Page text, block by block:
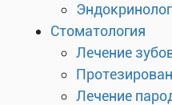
Эндокринолог
Стоматология
Лечение
Лечение